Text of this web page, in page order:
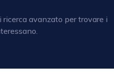
avanzato per trovare i